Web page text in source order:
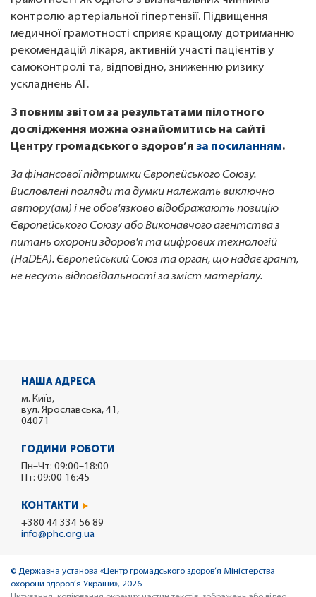
контролю артеріальної гіпертензії. Підвищення
медичної грамотності сприяє кращому дотриманню
рекомендацій лікаря, активній участі пацієнтів у
самоконтролі та, відповідно, зниженню ризику
ускладнень АГ.
З повним звітом за результатами пілотного
дослідження можна ознайомитись на сайті
Центру громадського здоров’я за посиланням.
За фінансової підтримки Європейського Союзу.
Висловлені погляди та думки належать виключно
автору(ам) і не обов'язково відображають позицію
Європейського Союзу або Виконавчого агентства з
питань охорони здоров'я та цифрових технологій
(HaDEA). Європейський Союз та орган, що надає грант,
не несуть відповідальності за зміст матеріалу.
НАША АДРЕСА
м. Київ,
вул. Ярославська, 41,
04071
ГОДИНИ РОБОТИ
Пн–Чт: 09:00–18:00
Пт: 09:00-16:45
КОНТАКТИ
+380 44 334 56 89
info@phc.org.ua
© Державна установа «Центр громадського здоров’я Міністерства
охорони здоров’я України», 2026